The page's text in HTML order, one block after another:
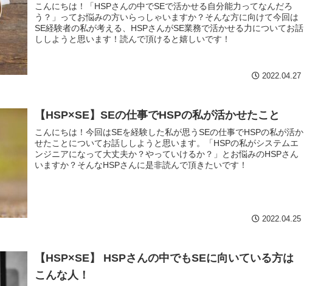
こんにちは！「HSPさんの中でSEで活かせる自分能力ってなんだろ
う？」ってお悩みの方いらっしゃいますか？そんな方に向けて今回は
SE経験者の私が考える、HSPさんがSE業務で活かせる力についてお話
ししようと思います！読んで頂けると嬉しいです！
2022.04.27
【HSP×SE】SEの仕事でHSPの私が活かせたこと
こんにちは！今回はSEを経験した私が思うSEの仕事でHSPの私が活か
せたことについてお話ししようと思います。「HSPの私がシステムエ
ンジニアになって大丈夫か？やっていけるか？」とお悩みのHSPさん
いますか？そんなHSPさんに是非読んで頂きたいです！
2022.04.25
【HSP×SE】 HSPさんの中でもSEに向いている方は
こんな人！